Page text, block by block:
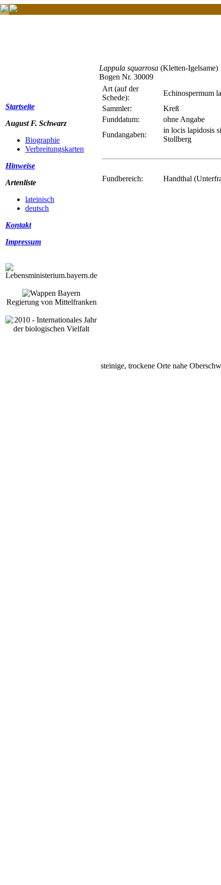
Startseite
August F. Schwarz
Biographie
Verbreitungskarten
Hinweise
Artenliste
lateinisch
deutsch
Kontakt
Impressum
Regierung von Mittelfranken
Lappula squarrosa (Kletten-Igelsame)
Bogen Nr. 30009
Art (auf der
Schede):
Echinospermum
Sammler:
Kreß
Funddatum:
ohne Angabe
Fundangaben:
in locis lapidosis
Stollberg
Fundbereich: Handthal
steinige, trockene Orte nahe